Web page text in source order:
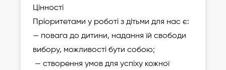
Цінності
Пріоритетами у роботі з дітьми для нас є:
— повага до дитини, надання їй свободи
вибору, можливості бути собою;
— створення умов для успіху кожної